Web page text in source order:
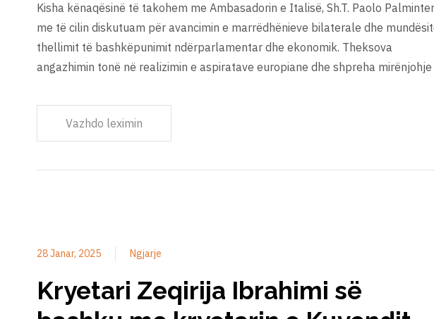
Kisha kënaqësinë të takohem me Ambasadorin e Italisë, Sh.T. Paolo
me të cilin diskutuam për avancimin e marrëdhënieve bilaterale dhe
thellimit të bashkëpunimit ndërparlamentar dhe ekonomik. Theksova
angazhimin tonë në realizimin e aspiratave europiane dhe shpreha
Vazhdo leximin
28 Janar, 2025 Ngjarje
Kryetari Zeqirija Ibrahimi së